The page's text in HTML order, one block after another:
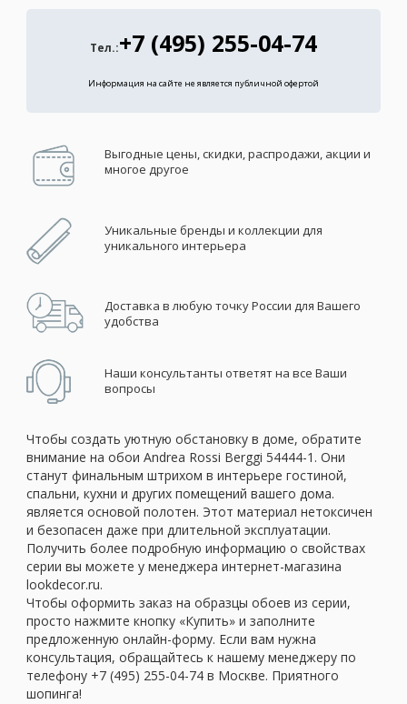
Тел.:+7 (495) 255-04-74
Информация на сайте не является публичной офертой
Выгодные цены, скидки, распродажи, акции и
многое другое
Уникальные бренды и коллекции для
уникального интерьера
Доставка в любую точку России для Вашего
удобства
Наши консультанты ответят на все Ваши
вопросы
Чтобы создать уютную обстановку в доме, обратите
внимание на обои Andrea Rossi Berggi 54444-1. Они
станут финальным штрихом в интерьере гостиной,
спальни, кухни и других помещений вашего дома.
является основой полотен. Этот материал нетоксичен
и безопасен даже при длительной эксплуатации.
Получить более подробную информацию о свойствах
серии вы можете у менеджера интернет-магазина
lookdecor.ru.
Чтобы оформить заказ на образцы обоев из серии,
просто нажмите кнопку «Купить» и заполните
предложенную онлайн-форму. Если вам нужна
консультация, обращайтесь к нашему менеджеру по
телефону +7 (495) 255-04-74 в Москве. Приятного
шопинга!